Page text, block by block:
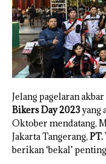
Jelang pagelaran
Bikers Day 2023yang
Oktober mendatang,
Jakarta Tangerang, PT.
berikan ‘bekal’